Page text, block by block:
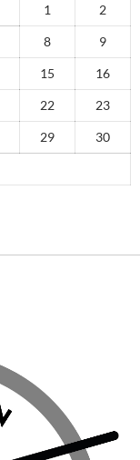
1 2
8 9
15 16
22 23
29 30